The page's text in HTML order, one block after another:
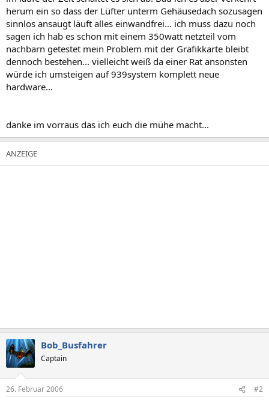
herum ein so dass der Lüfter unterm Gehäusedach sozusagen
sinnlos ansaugt läuft alles einwandfrei... ich muss dazu noch
sagen ich hab es schon mit einem 350watt netzteil vom
nachbarn getestet mein Problem mit der Grafikkarte bleibt
dennoch bestehen... vielleicht weiß da einer Rat ansonsten
würde ich umsteigen auf 939system komplett neue
hardware...
danke im vorraus das ich euch die mühe macht...
Bob_Busfahrer
Captain
26. Februar 2006 #2